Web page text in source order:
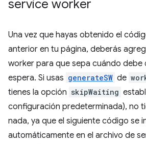
service worker
Una vez que hayas obtenido el
anterior en tu página, deberás
worker para que sepa cuándo debe
espera. Si usas generateSW de
tienes la opción skipWaiting
configuración predeterminada), no
nada, ya que el siguiente código se
automáticamente en el archivo de